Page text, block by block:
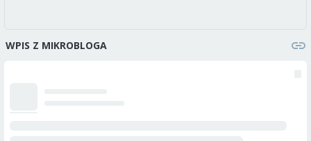
WPIS Z MIKROBLOGA